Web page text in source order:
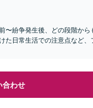
〜紛争発生後、どの段階か
た日常生活での注意点など
合わせ